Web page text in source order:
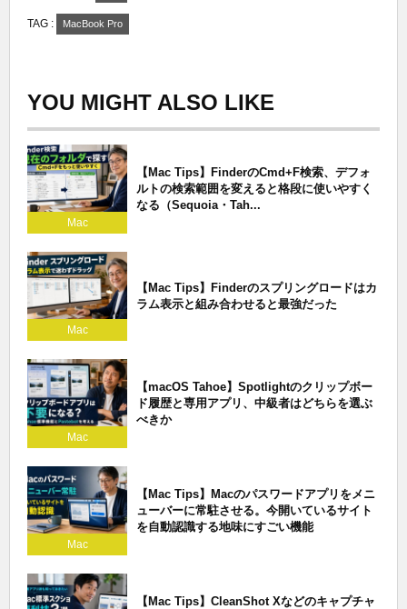
TAG : MacBook Pro
YOU MIGHT ALSO LIKE
Mac
【Mac Tips】FinderのCmd+F検索、デフォ
ルトの検索範囲を変えると格段に使いやすく
なる（Sequoia・Tah...
Mac
【Mac Tips】Finderのスプリングロードはカ
ラム表示と組み合わせると最強だった
Mac
【macOS Tahoe】Spotlightのクリップボー
ド履歴と専用アプリ、中級者はどちらを選ぶ
べきか
Mac
【Mac Tips】Macのパスワードアプリをメニ
ューバーに常駐させる。今開いているサイト
を自動認識する地味にすごい機能
【Mac Tips】CleanShot Xなどのキャプチャ